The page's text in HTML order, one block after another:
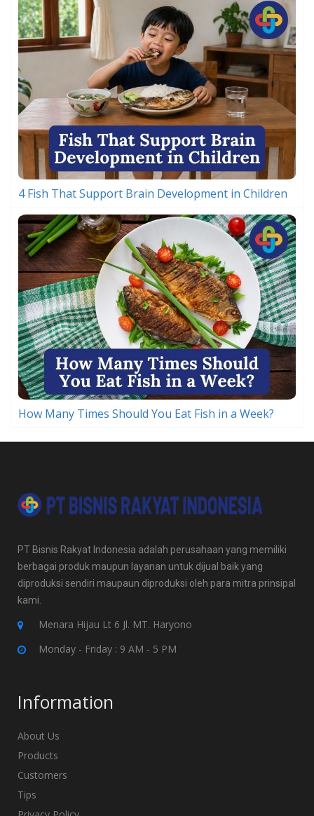
4 Fish That Support Brain Development in Children
How Many Times Should You Eat Fish in a Week?
PT Bisnis Rakyat Indonesia adalah perusahaan yang memiliki
berbagai produk maupun layanan untuk dijual baik yang
diproduksi sendiri maupaun diproduksi oleh para mitra prinsipal
kami.
Menara Hijau Lt 6 Jl. MT. Haryono
Monday - Friday : 9 AM - 5 PM
Information
About Us
Products
Customers
Tips